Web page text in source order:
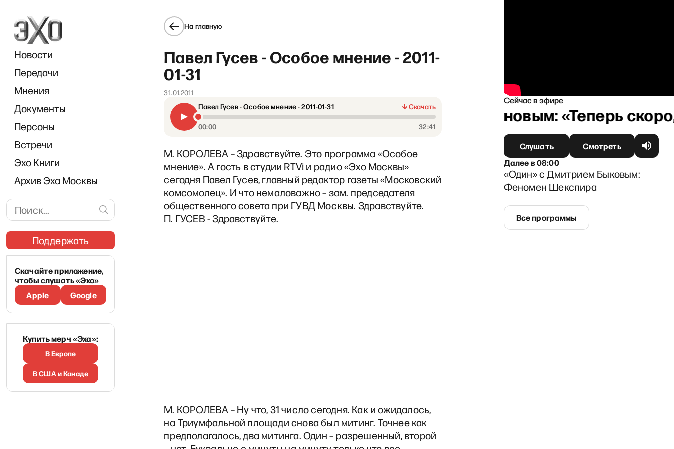
Новости
Передачи
Мнения
Документы
Персоны
Встречи
Эхо Книги
Архив Эха Москвы
Поддержать
Скачайте приложение,
чтобы слушать «Эхо»
Apple
Google
Купить мерч «Эха»:
В Европе
В США и Канаде
На главную
Павел Гусев - Особое мнение - 2011-
01-31
31.01.2011
Павел Гусев - Особое мнение - 2011-01-31
Скачать
00:00 32:41
М. КОРОЛЕВА – Здравствуйте. Это программа «Особое
мнение». А гость в студии RTVi и радио «Эхо Москвы»
сегодня Павел Гусев, главный редактор газеты «Московский
комсомолец». И что немаловажно – зам. председателя
общественного совета при ГУВД Москвы. Здравствуйте.
П. ГУСЕВ - Здравствуйте.
М. КОРОЛЕВА – Ну что, 31 число сегодня. Как и ожидалось,
на Триумфальной площади снова был митинг. Точнее как
предполагалось, два митинга. Один – разрешенный, второй
Сейчас в эфире
«И грянул Грэм» с Михаилом Касьяновым: «Теперь
Слушать
Смотреть
Далеев08:00
«Один» с Дмитрием Быковым:
Феномен Шекспира
Все программы